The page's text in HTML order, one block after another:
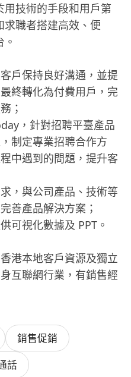
技術的手段和用戶第
職者搭建高效、便
戶保持良好溝通，並提
終轉化為付費用戶，完
；​
，針對招聘平臺產品
制定專業招聘合作方
中遇到的問題，提升客
，與公司產品、技術等
善產品解決方案；​
可視化數據及 PPT。​
港本地客戶資源及獨立
互聯網行業，有銷售經
備流利的書面及口語能
合作交流；​
、商業分析能力及問題
銷售促銷
話